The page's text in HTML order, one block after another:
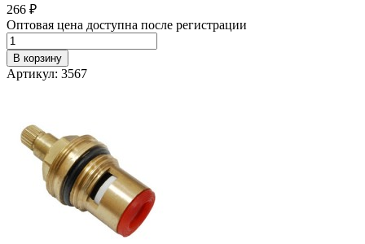
266 ₽
Оптовая цена доступна после регистрации
В корзину
Артикул: 3567